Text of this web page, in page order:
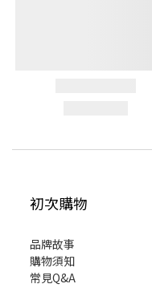
初次購物
品牌故事
購物須知
常見Q&A